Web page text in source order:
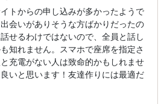
トからの申し込みが多かったようで
会いがありそうな方ばかりだったの
せるわけではないので、全員と話し
知れません。スマホで座席を指定さ
充電がない人は致命的かもしれませ
いと思います！友達作りには最適だ